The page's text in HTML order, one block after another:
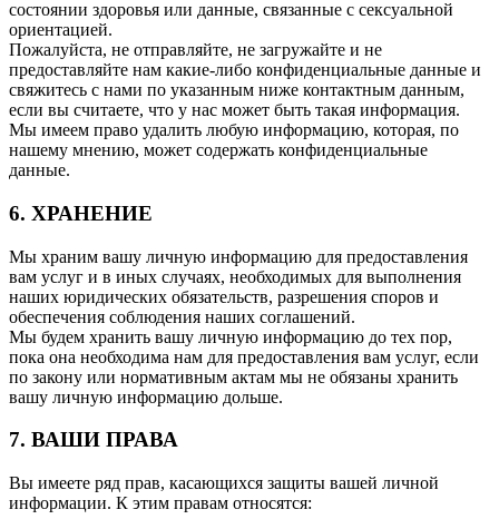
состоянии здоровья или данные, связанные с сексуальной
ориентацией.
Пожалуйста, не отправляйте, не загружайте и не
предоставляйте нам какие-либо конфиденциальные данные и
свяжитесь с нами по указанным ниже контактным данным,
если вы считаете, что у нас может быть такая информация.
Мы имеем право удалить любую информацию, которая, по
нашему мнению, может содержать конфиденциальные
данные.
6. ХРАНЕНИЕ
Мы храним вашу личную информацию для предоставления
вам услуг и в иных случаях, необходимых для выполнения
наших юридических обязательств, разрешения споров и
обеспечения соблюдения наших соглашений.
Мы будем хранить вашу личную информацию до тех пор,
пока она необходима нам для предоставления вам услуг, если
по закону или нормативным актам мы не обязаны хранить
вашу личную информацию дольше.
7. ВАШИ ПРАВА
Вы имеете ряд прав, касающихся защиты вашей личной
информации. К этим правам относятся: